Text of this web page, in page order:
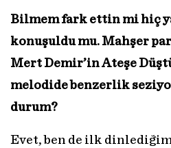
Bilmem fark ettin mi hiç
konuşuldu mu. Mahşer
Mert Demir’in Ateşe
melodide benzerlik
durum?
Evet, ben de ilk